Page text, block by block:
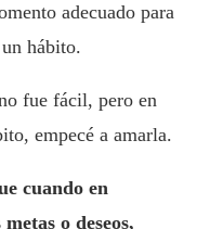
adecuado para
hábito.
fue fácil, pero en
empecé a amarla.
cuando en
o deseos,